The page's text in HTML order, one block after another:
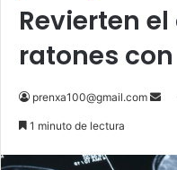
Revierten
ratones
prenxa100@gmail.com
1 minuto de lectura